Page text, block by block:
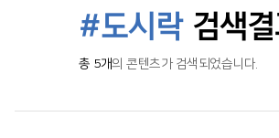
#도시락검색
총 5개의 콘텐츠가 검색되었습니다.